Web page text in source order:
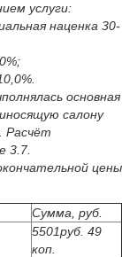
услуги:
наценка 30-
основная
салону
Расчёт
3.7.
цены
Сумма, руб.
5501руб. 49
коп.